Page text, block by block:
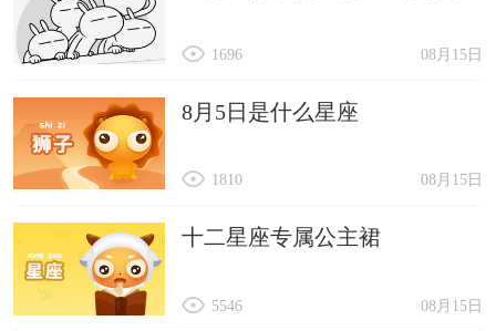
08月15日
1696
8月5日是什么星座
08月15日
1810
十二星座专属公主裙
08月15日
5546